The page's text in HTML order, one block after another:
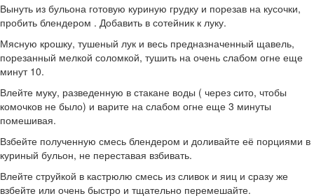
Вынуть из бульона готовую куриную грудку и порезав на кусочки,
пробить блендером . Добавить в сотейник к луку.
Мясную крошку, тушеный лук и весь предназначенный щавель,
порезанный мелкой соломкой, тушить на очень слабом огне еще
минут 10.
Влейте муку, разведенную в стакане воды ( через сито, чтобы
комочков не было) и варите на слабом огне еще 3 минуты
помешивая.
Взбейте полученную смесь блендером и доливайте её порциями в
куриный бульон, не переставая взбивать.
Влейте струйкой в кастрюлю смесь из сливок и яиц и сразу же
взбейте или очень быстро и тщательно перемешайте.